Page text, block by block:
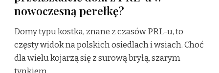
nowoczesną perełkę?
Domy typu kostka, znane z czasów PRL-u, to
częsty widok na polskich osiedlach i wsiach. Choć
dla wielu kojarzą się z surową bryłą, szarym